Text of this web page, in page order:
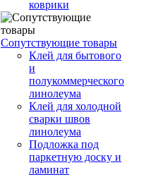
коврики
Сопутствующие товары
Клей для бытового
и
полукоммерческого
линолеума
Клей для холодной
сварки швов
линолеума
Подложка под
паркетную доску и
ламинат